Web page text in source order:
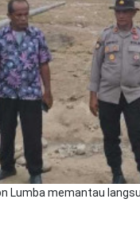
Lumba memantau